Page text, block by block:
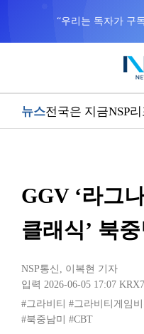
“우리는 독자가 구
뉴스전국은 지금NSP
GGV ‘라그
클래식’ 북
NSP통신 , 이복현 기자
입력 2026-06-05 17:07 KRX7
#그라비티 #그라비티게임
#북중남미
#CBT